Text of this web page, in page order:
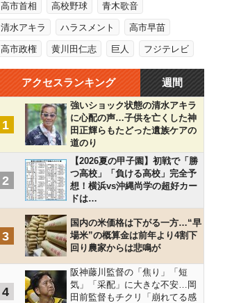
高市首相 高校野球 青木歌音
清水アキラ ハラスメント 高市早苗
高市政権 黄川田仁志 巨人 フジテレビ
アクセスランキング 週間
1
強いショック状態の清水アキラ
に心配の声…子供を亡くした神
田正輝らもたどった遺族ケアの
道のり
2
【2026夏の甲子園】初戦で「勝
つ高校」「負ける高校」完全予
想！横浜vs沖縄尚学の超好カー
ドは…
3
国内の米価格は下がる一方…“早
場米”の概算金は前年より4割下
回り農家からは悲鳴が
4
阪神藤川監督の「焦り」「短
気」「采配」に大きな不安…岡
田前監督もチクリ「崩れてる感